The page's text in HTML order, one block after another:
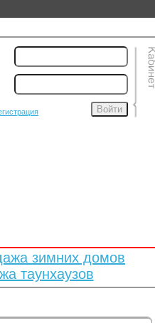
Войти
зимних домов
таунхаузов